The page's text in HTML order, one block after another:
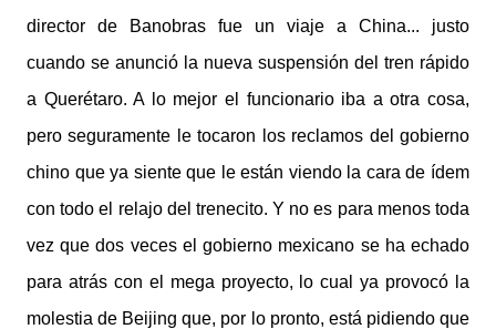
director de Banobras fue un viaje a China... justo
cuando se anunció la nueva suspensión del tren rápido
a Querétaro. A lo mejor el funcionario iba a otra cosa,
pero seguramente le tocaron los reclamos del gobierno
chino que ya siente que le están viendo la cara de ídem
con todo el relajo del trenecito. Y no es para menos toda
vez que dos veces el gobierno mexicano se ha echado
para atrás con el mega proyecto, lo cual ya provocó la
molestia de Beijing que, por lo pronto, está pidiendo que